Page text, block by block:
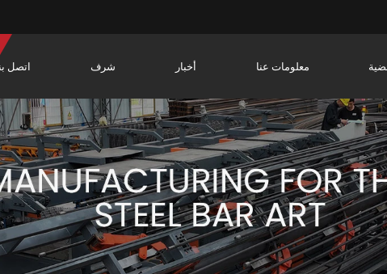
معلومات عنا أخبار شرف اتصل